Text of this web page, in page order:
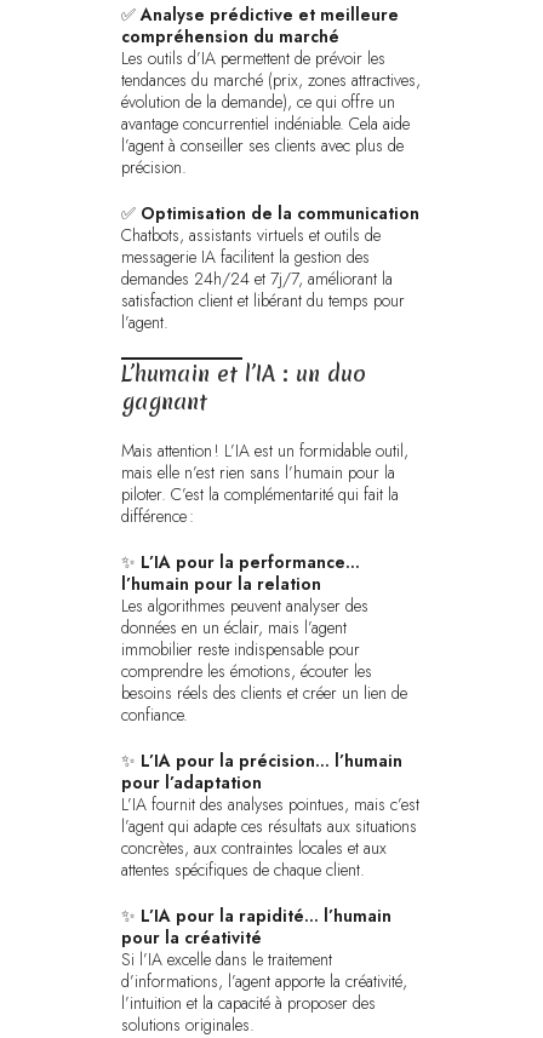
✅Analyse prédictive et meilleure
compréhension du marché
Les outils d’IA permettent de prévoir les
tendances du marché (prix, zones attractives,
évolution de la demande), ce qui offre un
avantage concurrentiel indéniable. Cela aide
l’agent à conseiller ses clients avec plus de
précision.
✅ Optimisation de la communication
Chatbots, assistants virtuels et outils de
messagerie IA facilitent la gestion des
demandes 24h/24 et 7j/7, améliorant la
satisfaction client et libérant du temps pour
l’agent.
L’humain et l’IA : un duo
gagnant
Mais attention ! L’IA est un formidable outil,
mais elle n’est rien sans l’humain pour la
piloter. C’est la complémentarité qui fait la
différence :
✨ L’IA pour la performance…
l’humain pour la relation
Les algorithmes peuvent analyser des
données en un éclair, mais l’agent
immobilier reste indispensable pour
comprendre les émotions, écouter les
besoins réels des clients et créer un lien de
confiance.
✨ L’IA pour la précision… l’humain
pour l’adaptation
L’IA fournit des analyses pointues, mais c’est
l’agent qui adapte ces résultats aux situations
concrètes, aux contraintes locales et aux
attentes spécifiques de chaque client.
✨ L’IA pour la rapidité… l’humain
pour la créativité
Si l’IA excelle dans le traitement
d’informations, l’agent apporte la créativité,
l’intuition et la capacité à proposer des
solutions originales.